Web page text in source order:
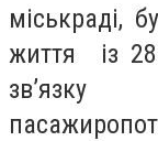
міськраді,
життя із